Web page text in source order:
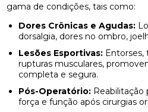
gama de condições, tais como:
Dores Crônicas e Agudas:
dorsalgia, dores no ombro,
Lesões Esportivas: Entorses,
rupturas musculares,
completa e segura.
Pós-Operatório: Reabilitação
força e função após cirurgias